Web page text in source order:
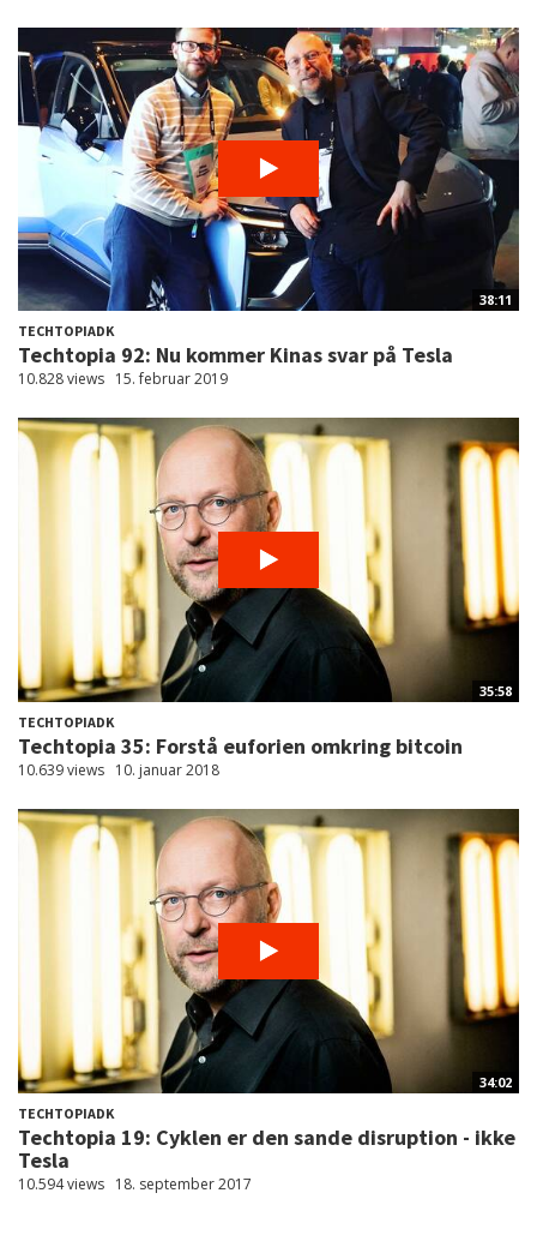
38:11
TECHTOPIADK
Techtopia 92: Nu kommer Kinas svar på Tesla
10.828 views 15. februar 2019
35:58
TECHTOPIADK
Techtopia 35: Forstå euforien omkring bitcoin
10.639 views 10. januar 2018
34:02
TECHTOPIADK
Techtopia 19: Cyklen er den sande disruption - ikke
Tesla
10.594 views 18. september 2017